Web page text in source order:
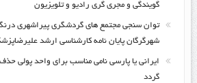
گویندگی و مجری گری رادیو و تلویزیون
توان سنجی مجتمع های گردشگری پیراشهری
شهرگرگان پایان نامه کارشناسی ارشد
ایرانی یا پارسی نامی مناسب برای واحد پولی
گردد